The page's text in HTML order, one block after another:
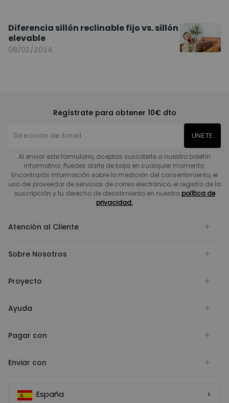
Diferencia sillón reclinable fijo vs. sillón
elevable
08/02/2024
Regístrate para obtener 10€ dto
UNETE
Al enviar este formulario, aceptas suscribirte a nuestro boletín
informativo. Puedes darte de baja en cualquier momento.
Encontrarás información sobre la medición del consentimiento, el
uso del proveedor de servicios de correo electrónico, el registro de la
suscripción y tu derecho de desistimiento en nuestra política de
privacidad.
Atención al Cliente
Sobre Nosotros
Proyecto
Ayuda
Pagar con
Enviar con
España